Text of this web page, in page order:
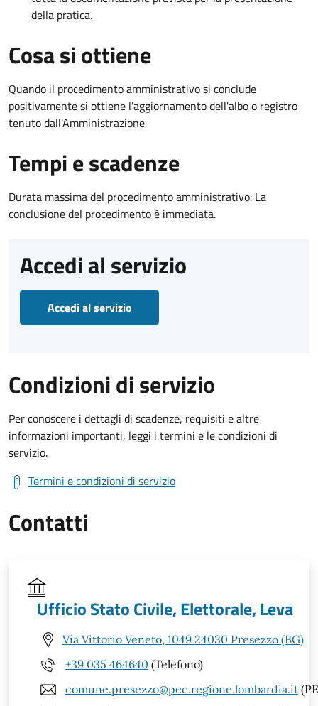
della pratica.
Cosa si ottiene
Quando il procedimento amministrativo si conclude
positivamente si ottiene l'aggiornamento dell'albo o registro
tenuto dall'Amministrazione
Tempi e scadenze
Durata massima del procedimento amministrativo: La
conclusione del procedimento è immediata.
Accedi al servizio
Accedi al servizio
Condizioni di servizio
Per conoscere i dettagli di scadenze, requisiti e altre
informazioni importanti, leggi i termini e le condizioni di
servizio.
Termini e condizioni di servizio
Contatti
Ufficio Stato Civile, Elettorale, Leva
Via Vittorio Veneto, 1049 24030 Presezzo (BG)
+39 035 464640 (Telefono)
comune.presezzo@pec.regione.lombardia.it